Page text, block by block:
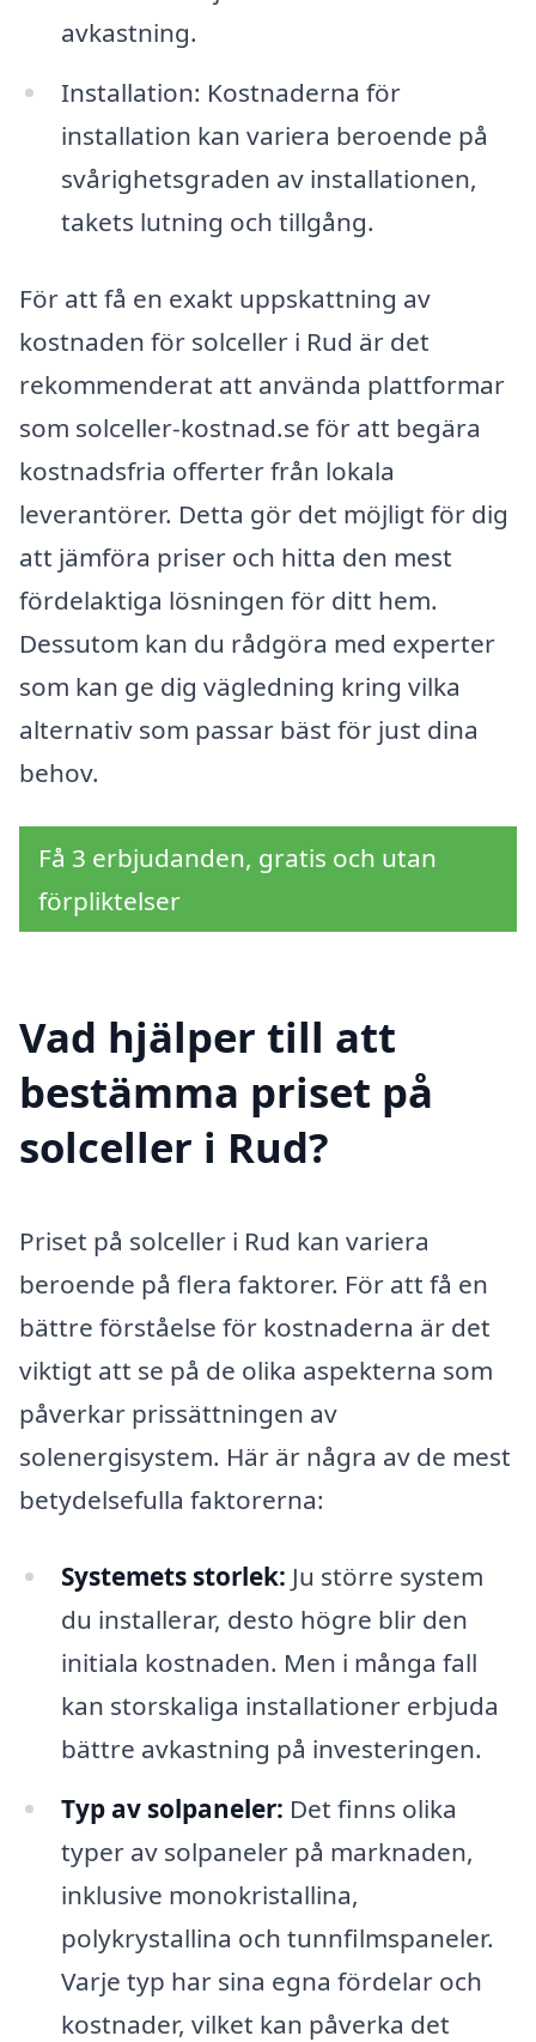
avkastning.
Installation: Kostnaderna för
installation kan variera beroende på
svårighetsgraden av installationen,
takets lutning och tillgång.
För att få en exakt uppskattning av
kostnaden för solceller i Rud är det
rekommenderat att använda plattformar
som solceller-kostnad.se för att begära
kostnadsfria offerter från lokala
leverantörer. Detta gör det möjligt för dig
att jämföra priser och hitta den mest
fördelaktiga lösningen för ditt hem.
Dessutom kan du rådgöra med experter
som kan ge dig vägledning kring vilka
alternativ som passar bäst för just dina
behov.
Få 3 erbjudanden, gratis och utan
förpliktelser
Vad hjälper till att
bestämma priset på
solceller i Rud?
Priset på solceller i Rud kan variera
beroende på flera faktorer. För att få en
bättre förståelse för kostnaderna är det
viktigt att se på de olika aspekterna som
påverkar prissättningen av
solenergisystem. Här är några av de mest
betydelsefulla faktorerna:
Systemets storlek: Ju större system
du installerar, desto högre blir den
initiala kostnaden. Men i många fall
kan storskaliga installationer erbjuda
bättre avkastning på investeringen.
Typ av solpaneler: Det finns olika
typer av solpaneler på marknaden,
inklusive monokristallina,
polykrystallina och tunnfilmspaneler.
Varje typ har sina egna fördelar och
kostnader, vilket kan påverka det